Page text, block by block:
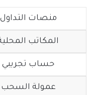
منصات التداول
المكاتب
حساب تجريبي
عمولة السحب